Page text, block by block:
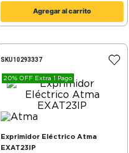
Agregar al carrito
SKU10293337
20% OFF Extra 1 Pago
Exprimidor Eléctrico Atma
EXAT23IP